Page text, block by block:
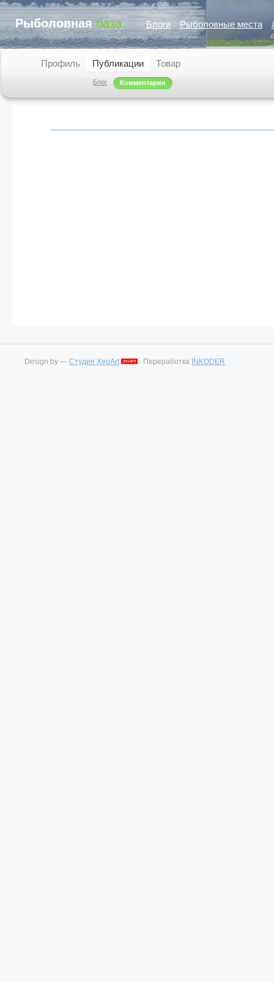
Рыболовная база Блоги Рыболовные места
Профиль Публикации
Блог Комментарии
Товар
Design by — Студия XeoArt Переработка INKODER